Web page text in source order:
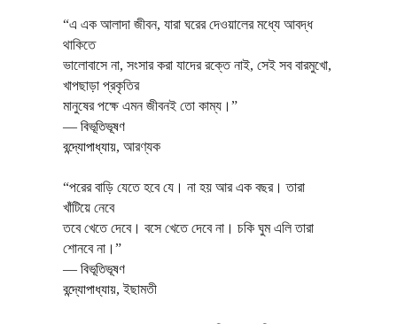
“এ এক আলাদা জীবন, যারা ঘরের দেওয়ালের মধ্যে আবদ্ধ
থাকিতে
ভালোবাসে না, সংসার করা যাদের রক্তে নাই, সেই সব বারমুখো,
খাপছাড়া প্রকৃতির
মানুষের পক্ষে এমন জীবনই তো কাম্য।”
― বিভূতিভূষণ
বন্দ্যোপাধ্যায়, আরণ্যক
“পরের বাড়ি যেতে হবে যে। না হয় আর এক বছর। তারা
খাঁটিয়ে নেবে
তবে খেতে দেবে। বসে খেতে দেবে না। চকি ঘুম এলি তারা
শোনবে না।”
― বিভূতিভূষণ
বন্দ্যোপাধ্যায়,ইছামতী